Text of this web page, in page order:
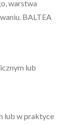
warstwa
BALTEA
lub
lub w praktyce